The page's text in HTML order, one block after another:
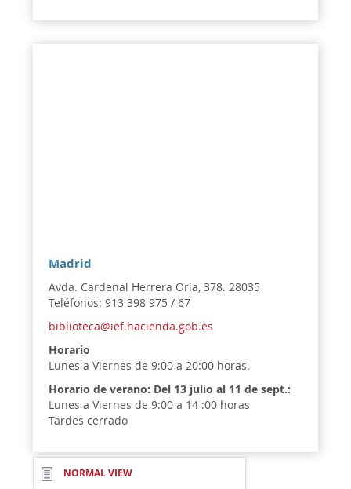
Madrid
Avda. Cardenal Herrera Oria, 378. 28035
Teléfonos: 913 398 975 / 67
biblioteca@ief.hacienda.gob.es
Horario
Lunes a Viernes de 9:00 a 20:00 horas.
Horario de verano: Del 13 julio al 11 de sept.:
Lunes a Viernes de 9:00 a 14 :00 horas
Tardes cerrado
NORMAL VIEW